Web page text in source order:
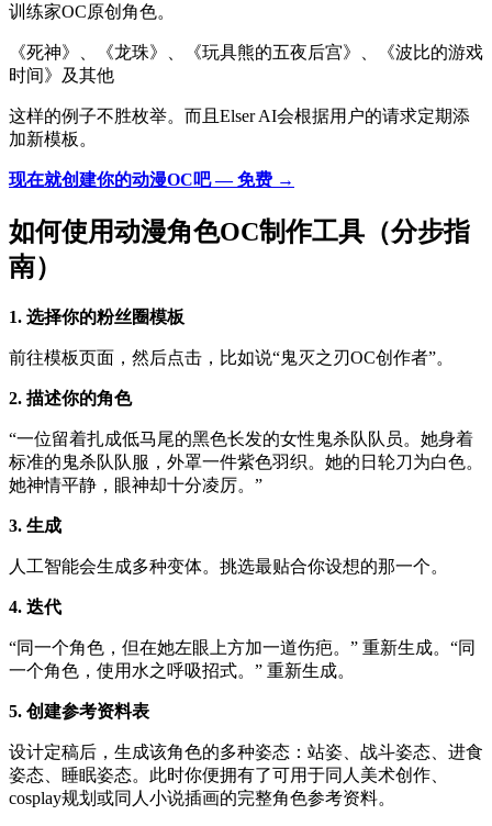
训练家OC原创角色。
《死神》、《龙珠》、《玩具熊的五夜后宫》、《波比的游戏
时间》及其他
这样的例子不胜枚举。而且Elser AI会根据用户的请求定期添
加新模板。
现在就创建你的动漫OC吧 — 免费 →
如何使用动漫角色OC制作工具（分步指
南）
1. 选择你的粉丝圈模板
前往模板页面，然后点击，比如说“鬼灭之刃OC创作者”。
2. 描述你的角色
“一位留着扎成低马尾的黑色长发的女性鬼杀队队员。她身着
标准的鬼杀队队服，外罩一件紫色羽织。她的日轮刀为白色。
她神情平静，眼神却十分凌厉。”
3. 生成
人工智能会生成多种变体。挑选最贴合你设想的那一个。
4. 迭代
“同一个角色，但在她左眼上方加一道伤疤。” 重新生成。“同
一个角色，使用水之呼吸招式。” 重新生成。
5. 创建参考资料表
设计定稿后，生成该角色的多种姿态：站姿、战斗姿态、进食
姿态、睡眠姿态。此时你便拥有了可用于同人美术创作、
cosplay规划或同人小说插画的完整角色参考资料。